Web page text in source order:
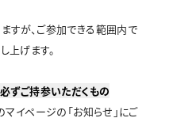
すが、ご参加できる範囲内で
上げます。
ずご持参いただくもの
イページの「お知らせ」にご